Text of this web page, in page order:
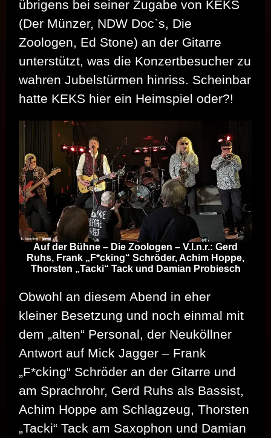
übrigens bei seiner Zugabe von KEKS
(Der Münzer, NDW Doc`s, Die
Zoologen, Ed Stone) an der Gitarre
unterstützt, was die Konzertbesucher zu
wahren Jubelstürmen hinriss. Scheinbar
hatte KEKS hier ein Heimspiel oder?!
Auf der Bühne – Die Zoologen – V.l.n.r.: Gerd
Ruhs, Frank „F*cking“ Schröder, Achim Hoppe,
Thorsten „Tacki“ Tack und Damian Probiesch
Obwohl an diesem Abend in eher
kleiner Besetzung und noch einmal mit
dem „alten“ Personal, der Neuköllner
Antwort auf Mick Jagger – Frank
„F*cking“ Schröder an der Gitarre und
am Sprachrohr, Gerd Ruhs als Bassist,
Achim Hoppe am Schlagzeug, Thorsten
„Tacki“ Tack am Saxophon und Damian